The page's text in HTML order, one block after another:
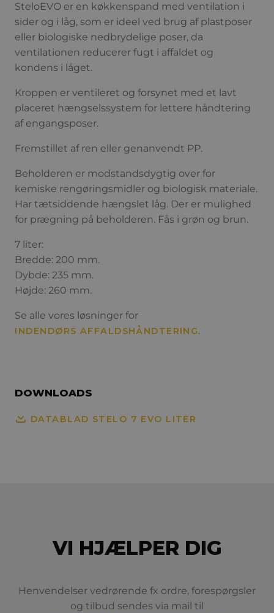
SteloEVO er en køkkenspand med ventilation i
sider og i låg, som er ideel ved brug af plastposer
eller biologiske nedbrydelige poser, da
ventilationen reducerer fugt i affaldet og
kondens i låget.
Kroppen er ventileret og forsynet med et lavt
placeret hængselssystem for lettere håndtering
af engangsposer.
Fremstillet af ren eller genanvendt PP.
Beholderen er modstandsdygtig over for
kemiske rengøringsmidler og biologisk materiale.
Har tætsiddende hængslet låg. Der er mulighed
for prægning på beholderen. Fås i grøn og brun.
7 liter:
Bredde: 200 mm.
Dybde: 235 mm.
Højde: 260 mm.
Se alle vores løsninger for
INDENDØRS AFFALDSHÅNDTERING.
DOWNLOADS
DATABLAD STELO 7 EVO LITER
VI HJÆLPER DIG
Henvendelser vedrørende fx ordre, forespørgsler
og tilbud sendes via mail til